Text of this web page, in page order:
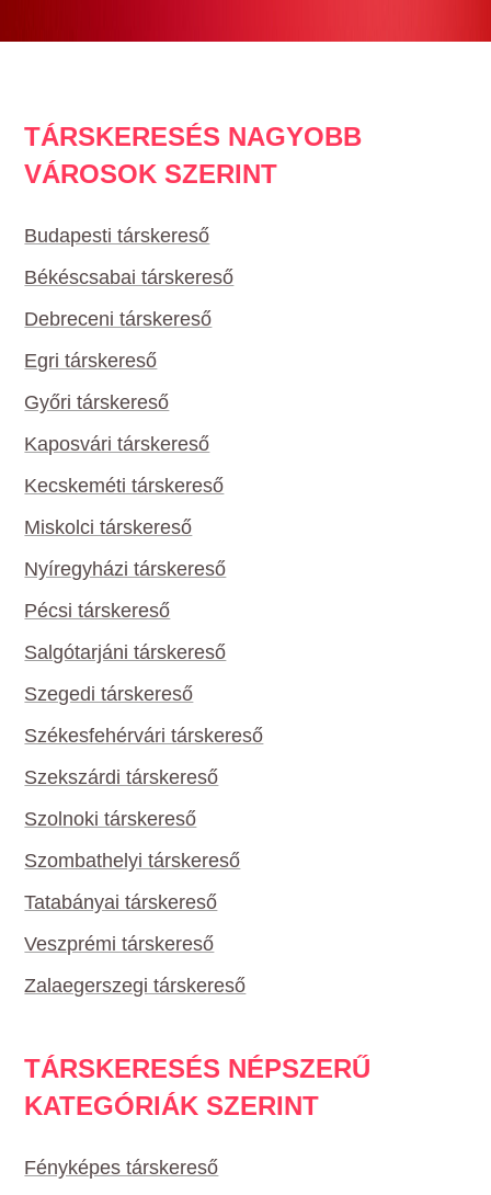
TÁRSKERESÉS NAGYOBB
VÁROSOK SZERINT
Budapesti társkereső
Békéscsabai társkereső
Debreceni társkereső
Egri társkereső
Győri társkereső
Kaposvári társkereső
Kecskeméti társkereső
Miskolci társkereső
Nyíregyházi társkereső
Pécsi társkereső
Salgótarjáni társkereső
Szegedi társkereső
Székesfehérvári társkereső
Szekszárdi társkereső
Szolnoki társkereső
Szombathelyi társkereső
Tatabányai társkereső
Veszprémi társkereső
Zalaegerszegi társkereső
TÁRSKERESÉS NÉPSZERŰ
KATEGÓRIÁK SZERINT
Fényképes társkereső